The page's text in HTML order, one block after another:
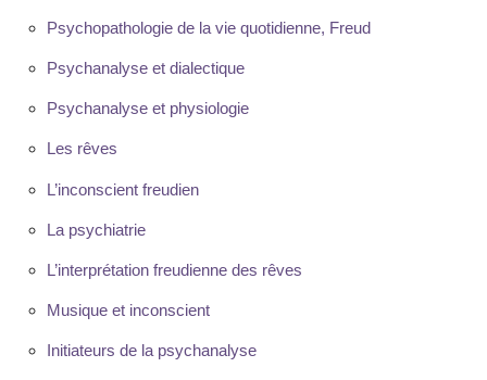
Psychopathologie de la vie quotidienne, Freud
Psychanalyse et dialectique
Psychanalyse et physiologie
Les rêves
L’inconscient freudien
La psychiatrie
L’interprétation freudienne des rêves
Musique et inconscient
Initiateurs de la psychanalyse